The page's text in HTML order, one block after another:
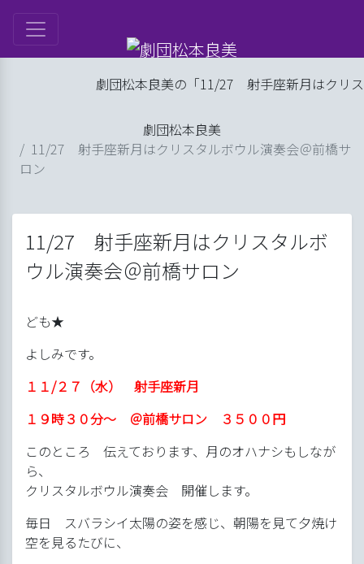
劇団松本良美
11/27 射手座新月はクリスタルボウル演奏会＠前橋サ
ロン
劇団松本良美の「11/27 射手座新月はクリスタ
11/27 射手座新月はクリスタルボ
ウル演奏会＠前橋サロン
ども★
よしみです。
１１/２７（水） 射手座新月
１９時３０分～ ＠前橋サロン ３５００円
このところ 伝えております、月のオハナシもしなが
ら、
クリスタルボウル演奏会 開催します。
毎日 スバラシイ太陽の姿を感じ、朝陽を見て夕焼け
空を見るたびに、